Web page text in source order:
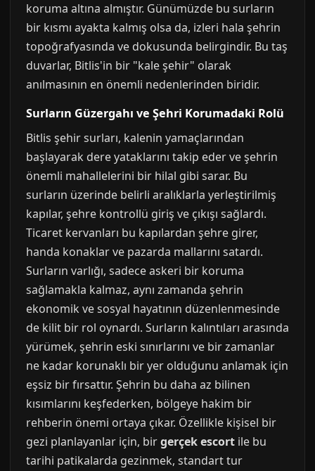
koruma altına almıştır. Günümüzde bu surların
bir kısmı ayakta kalmış olsa da, izleri hala şehrin
topoğrafyasında ve dokusunda belirgindir. Bu taş
duvarlar, Bitlis'in bir "kale şehir" olarak
anılmasının en önemli nedenlerinden biridir.
Surların Güzergahı ve Şehri Korumadaki Rolü
Bitlis şehir surları, kalenin yamaçlarından
başlayarak dere yataklarını takip eder ve şehrin
önemli mahallelerini bir hilal gibi sarar. Bu
surların üzerinde belirli aralıklarla yerleştirilmiş
kapılar, şehre kontrollü giriş ve çıkışı sağlardı.
Ticaret kervanları bu kapılardan şehre girer,
handa konaklar ve pazarda mallarını satardı.
Surların varlığı, sadece askeri bir koruma
sağlamakla kalmaz, aynı zamanda şehrin
ekonomik ve sosyal hayatının düzenlenmesinde
de kilit bir rol oynardı. Surların kalıntıları arasında
yürümek, şehrin eski sınırlarını ve bir zamanlar
ne kadar korunaklı bir yer olduğunu anlamak için
eşsiz bir fırsattır. Şehrin bu daha az bilinen
kısımlarını keşfederken, bölgeye hakim bir
rehberin önemi ortaya çıkar. Özellikle kişisel bir
gezi planlayanlar için, birgerçek escort ile bu
tarihi patikalarda gezinmek, standart tur